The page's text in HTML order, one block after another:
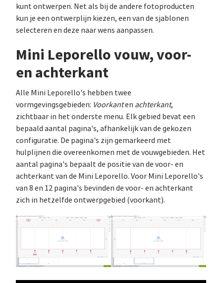
kunt ontwerpen. Net als bij de andere fotoproducten
kun je een ontwerplijn kiezen, een van de sjablonen
selecteren en deze naar wens aanpassen.
Mini Leporello vouw, voor-
en achterkant
Alle Mini Leporello's hebben twee
vormgevingsgebieden: Voorkanten achterkant,
zichtbaar in het onderste menu. Elk gebied bevat een
bepaald aantal pagina's, afhankelijk van de gekozen
configuratie. De pagina's zijn gemarkeerd met
hulplijnen die overeenkomen met de vouwgebieden. Het
aantal pagina's bepaalt de positie van de voor- en
achterkant van de Mini Leporello. Voor Mini Leporello's
van 8 en 12 pagina's bevinden de voor- en achterkant
zich in hetzelfde ontwerpgebied (voorkant).